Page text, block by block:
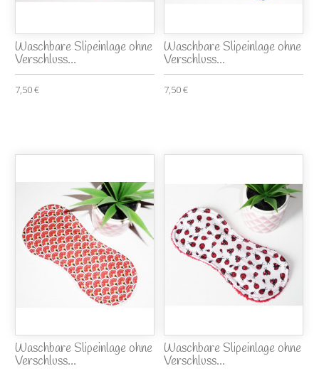
Waschbare Slipeinlage ohne
Verschluss...
7,50 €
Waschbare Slipeinlage ohne
Verschluss...
7,50 €
Waschbare Slipeinlage ohne
Verschluss...
Waschbare Slipeinlage ohne
Verschluss...